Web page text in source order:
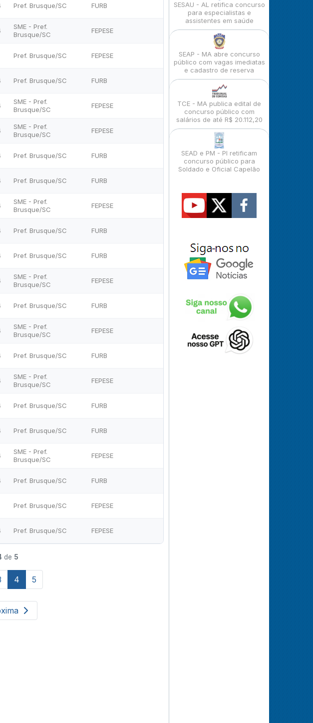
Pref. Brusque/SC FURB
SME - Pref.
Brusque/SC
FEPESE
Pref. Brusque/SC FEPESE
Pref. Brusque/SC FURB
SME - Pref.
Brusque/SC
FEPESE
SME - Pref.
Brusque/SC
FEPESE
Pref. Brusque/SC FURB
Pref. Brusque/SC FURB
SME - Pref.
Brusque/SC
FEPESE
Pref. Brusque/SC FURB
Pref. Brusque/SC FURB
SME - Pref.
Brusque/SC
FEPESE
Pref. Brusque/SC FURB
SME - Pref.
Brusque/SC
FEPESE
Pref. Brusque/SC FURB
SME - Pref.
Brusque/SC
FEPESE
Pref. Brusque/SC FURB
Pref. Brusque/SC FURB
SME - Pref.
Brusque/SC
FEPESE
Pref. Brusque/SC FURB
Pref. Brusque/SC FEPESE
Pref. Brusque/SC FEPESE
de 5
4 5
SESAU - AL retifica concurso
para especialistas e
assistentes em saúde
SEAP - MA abre concurso
público com vagas imediatas
e cadastro de reserva
TCE - MA publica edital de
concurso público com
salários de até R$ 20.112,20
SEAD e PM - PI retificam
concurso público para
Soldado e Oficial Capelão